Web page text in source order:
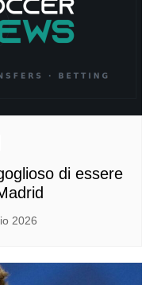
di essere
2026